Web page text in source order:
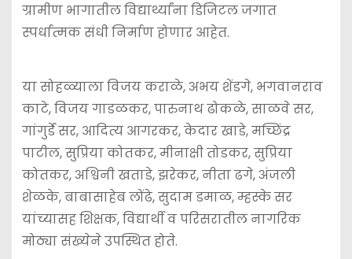
ग्रामीण भागातील विद्यार्थ्यांना डिजिटल जगात
स्पर्धात्मक संधी निर्माण होणार आहेत.
या सोहळ्याला विजय कराळे, अभय शेंडगे, भगवानराव
काटे, विजय गाडळकर, पारुनाथ ढोकळे, साळवे सर,
गांगुर्डे सर, आदित्य आगरकर, केदार खाडे, मच्छिंद्र
पाटील, सुप्रिया कोतकर, मीनाक्षी तोडकर, सुप्रिया
कोतकर, अश्विनी खताडे, झरेकर, नीता ढगे, अंजली
शेळके, बाबासाहेब लोंढे, सुदाम डमाळ, म्हस्के सर
यांच्यासह शिक्षक, विद्यार्थी व परिसरातील नागरिक
मोठ्या संख्येने उपस्थित होते.